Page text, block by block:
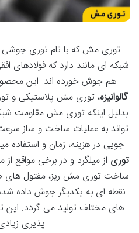
توری مش که با نام توری جوشی
شبکه ای مانند دارد که فولادهای
هم جوش خورده اند. این
گالوانیزه، توری مش پلاستیکی و
بدلیل اینکه توری مش مقاومت
تواند به عملیات ساخت و ساز
جویی در هزینه، زمان و
توری از میلگرد و در برخی مواقع
ساخت توری مش ریز، مفتول های
نقطه ای به یکدیگر جوش داده
های مختلف تولید می گردد. این
پذیری